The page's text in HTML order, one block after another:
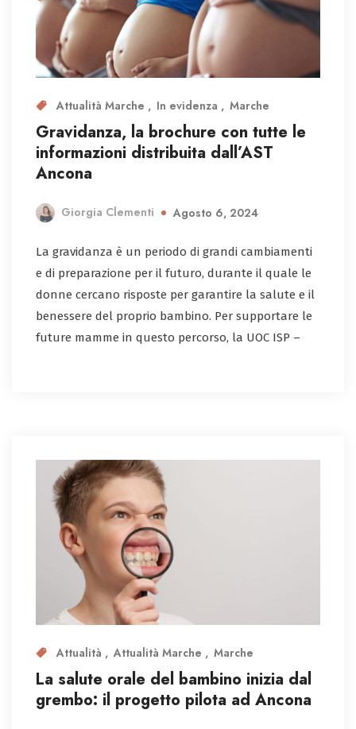
Attualità Marche In evidenza Marche
Gravidanza, la brochure con tutte le
informazioni distribuita dall’AST
Ancona
Giorgia Clementi Agosto 6, 2024
La gravidanza è un periodo di grandi cambiamenti
e di preparazione per il futuro, durante il quale le
donne cercano risposte per garantire la salute e il
benessere del proprio bambino. Per supportare le
future mamme in questo percorso, la UOC ISP –
Attualità Attualità Marche Marche
La salute orale del bambino inizia dal
grembo: il progetto pilota ad Ancona